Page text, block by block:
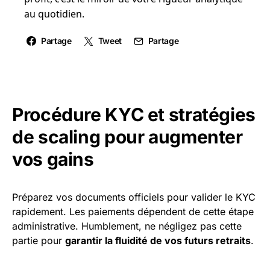
au quotidien.
Partage Tweet Partage
Procédure KYC et stratégies
de scaling pour augmenter
vos gains
Préparez vos documents officiels pour valider le KYC
rapidement. Les paiements dépendent de cette étape
administrative. Humblement, ne négligez pas cette
partie pour garantir la fluidité de vos futurs retraits.